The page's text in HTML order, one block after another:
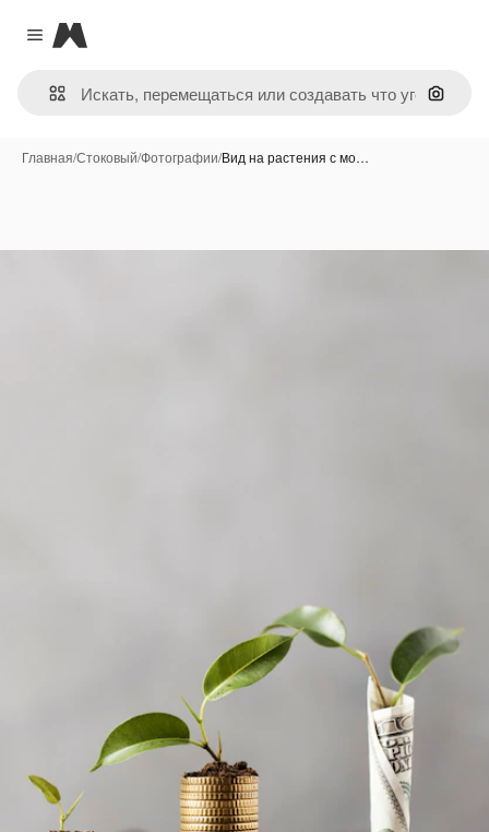
Close menu
Magnific
Поиск
Главная/Стоковый/Фотографии/Вид на растения с мо…